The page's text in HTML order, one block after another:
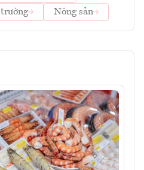
Nông sản